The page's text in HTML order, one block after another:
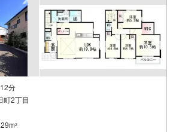
分
町2丁目
2